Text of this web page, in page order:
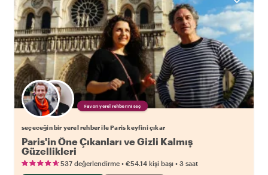
Favori yerel rehberini seç
seçeceğin bir yerel rehber ile Paris keyfini çıkar
Paris'in Öne Çıkanları ve Gizli Kalmış
Güzellikleri
537 değerlendirme • €54.14 kişi başı • 3 saat